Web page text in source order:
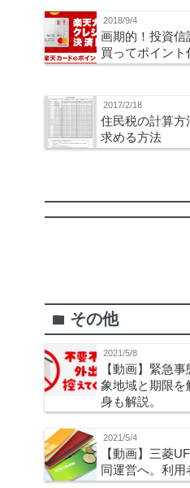
2018/9/4
画期的！投資
買ってポイント
2017/2/18
住民税の計算方
求める方法
folder その他
2021/5/8
【動画】緊急
象地域と期限を
身も解説。
2021/5/4
【動画】三菱
同運営へ。利用